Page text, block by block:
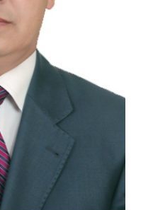
7. Колл-центр (4)